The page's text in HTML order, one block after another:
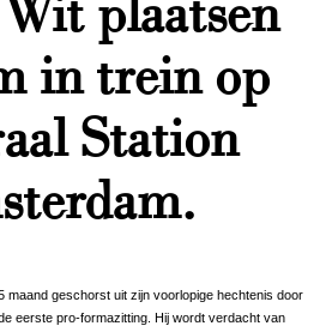
plaatsen
in trein op
Station
maand geschorst uit zijn voorlopige hechtenis door
eerste pro-formazitting. Hij wordt verdacht van